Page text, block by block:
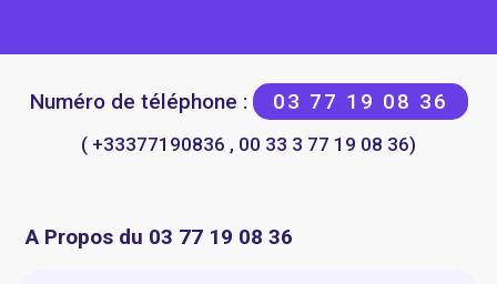
Numéro de téléphone : 03 77 19 08 36
( +33377190836 , 00 33 3 77 19 08 36)
A Propos du 03 77 19 08 36